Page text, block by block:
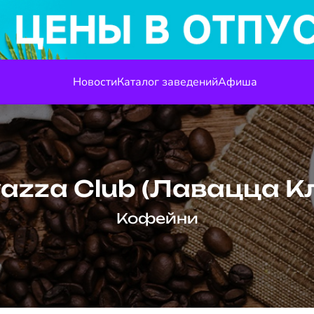
НовостиКаталог заведенийАфиша
Club (Лавацца
Кофейни